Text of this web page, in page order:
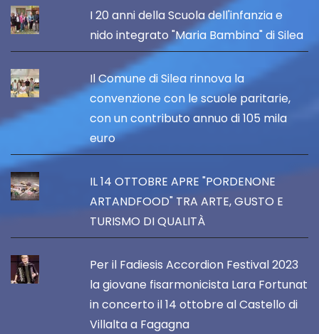
I 20 anni della Scuola dell'infanzia e
nido integrato "Maria Bambina" di Silea
Il Comune di Silea rinnova la
convenzione con le scuole paritarie,
con un contributo annuo di 105 mila
euro
IL 14 OTTOBRE APRE "PORDENONE
ARTANDFOOD" TRA ARTE, GUSTO E
TURISMO DI QUALITÀ
Per il Fadiesis Accordion Festival 2023
la giovane fisarmonicista Lara Fortunat
in concerto il 14 ottobre al Castello di
Villalta a Fagagna